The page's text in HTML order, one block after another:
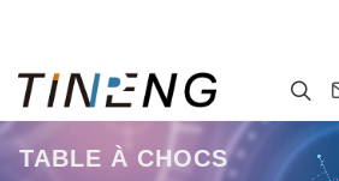
TABLE À CHOCS